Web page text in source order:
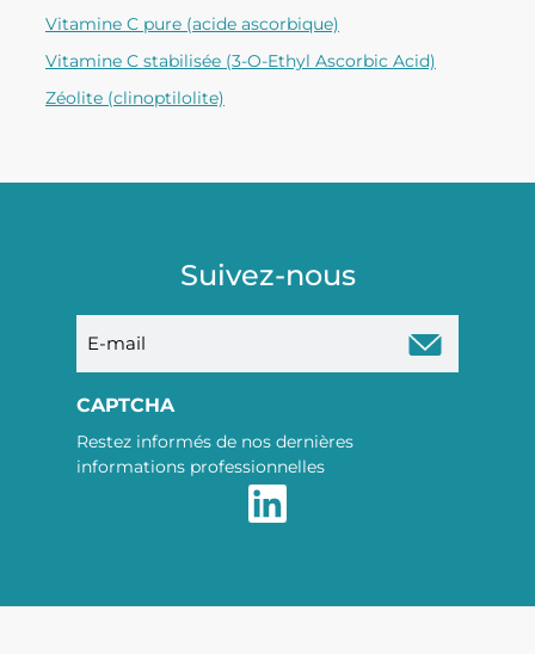
Vitamine C pure (acide ascorbique)
Vitamine C stabilisée (3-O-Ethyl Ascorbic Acid)
Zéolite (clinoptilolite)
Suivez-nous
mail
CAPTCHA
Restez informés de nos dernières
informations professionnelles